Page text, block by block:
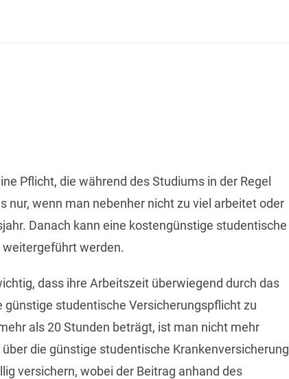
Pflicht, die während des Studiums in der Regel
nur, wenn man nebenher nicht zu viel arbeitet oder
Danach kann eine kostengünstige studentische
werden.
dass ihre Arbeitszeit überwiegend durch das
studentische Versicherungspflicht zu
als 20 Stunden beträgt, ist man nicht mehr
die günstige studentische Krankenversicherung
versichern, wobei der Beitrag anhand des